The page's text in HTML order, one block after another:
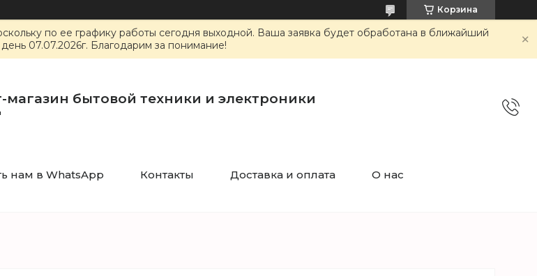
Корзина
по ее графику работы сегодня выходной. Ваша заявка будет обработана в ближайший
07.07.2026г. Благодарим за понимание!
магазин бытовой техники и электроники
нам в WhatsApp Контакты Доставка и оплата О нас